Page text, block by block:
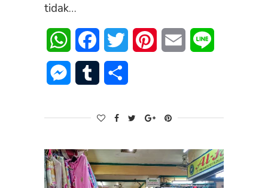
tidak…
WhatsAppFacebookTwitter PinterestEmail
Messenger
Tumblr